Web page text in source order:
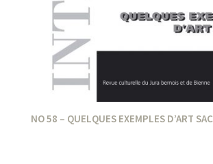
NO 58 – QUELQUES EXEMPLES D’ART